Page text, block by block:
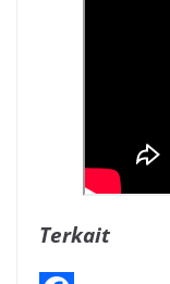
Terkait